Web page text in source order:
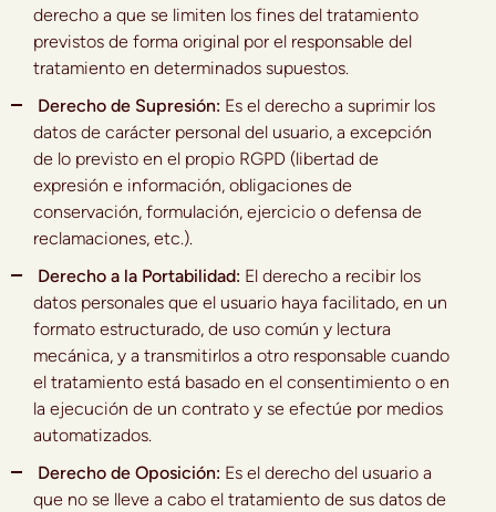
derecho a que se limiten los fines del tratamiento
previstos de forma original por el responsable del
tratamiento en determinados supuestos.
Derecho de Supresión: Es el derecho a suprimir los
datos de carácter personal del usuario, a excepción
de lo previsto en el propio RGPD (libertad de
expresión e información, obligaciones de
conservación, formulación, ejercicio o defensa de
reclamaciones, etc.).
Derecho a la Portabilidad: El derecho a recibir los
datos personales que el usuario haya facilitado, en un
formato estructurado, de uso común y lectura
mecánica, y a transmitirlos a otro responsable cuando
el tratamiento está basado en el consentimiento o en
la ejecución de un contrato y se efectúe por medios
automatizados.
Derecho de Oposición: Es el derecho del usuario a
que no se lleve a cabo el tratamiento de sus datos de